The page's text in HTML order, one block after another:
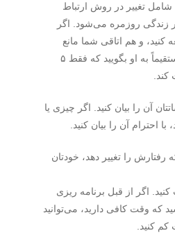
شامل تغییر در روش ارتباط
زندگی روزمره می‌شود. اگر
کنید، و هم اتاقی شما مانع
مطالعه شما می‌شود، مستقیماً به او بگویید که فقط ۵
کند.
آن را بیان کنید. اگر چیزی یا
احترام آن را بیان کنید.
را تغییر دهد، خودتان
اگر از قبل برنامه ریزی
که وقت کافی دارید، می‌توانید
کنید.